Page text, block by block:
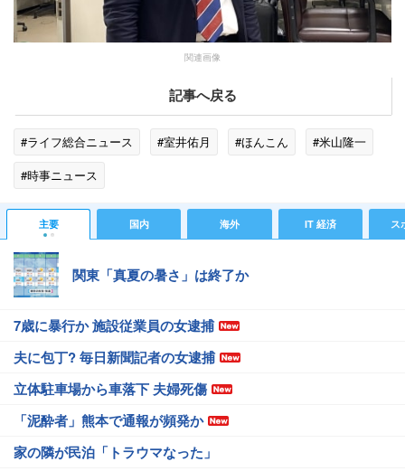
関連画像
記事へ戻る
#ライフ総合ニュース #室井佑月 #ほんこん
#米山隆一
#時事ニュース
主要 国内 海外 IT 経済 ス
関東「真夏の暑さ」は終了か
7歳に暴行か 施設従業員の女逮捕
夫に包丁? 毎日新聞記者の女逮捕
立体駐車場から車落下 夫婦死傷
「泥酔者」熊本で通報が頻発か
家の隣が民泊「トラウマなった」